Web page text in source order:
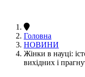
Головна
НОВИНИ
Жінки в науці:
вихідних і